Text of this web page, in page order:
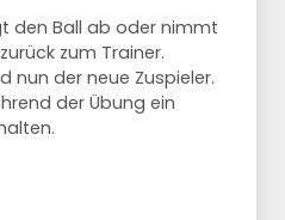
den Ball ab oder nimmt
zum Trainer.
nun der neue Zuspieler.
der Übung ein